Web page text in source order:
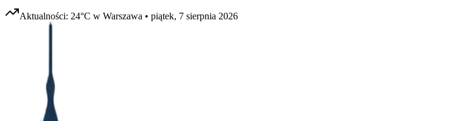
Aktualności: 24°C w Warszawa • piątek, 7 sierpnia 2026